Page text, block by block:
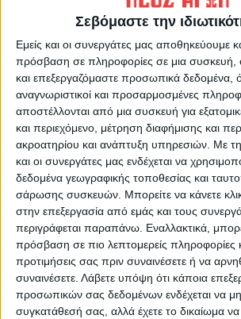
Σεβόμαστε την
Εμείς και οι συνεργάτες μας αποθηκεύουμε
πρόσβαση σε πληροφορίες σε μια συσκευή,
και επεξεργαζόμαστε προσωπικά δεδομένα,
αναγνωριστικοί και προσαρμοσμένες
αποστέλλονται από μια συσκευή για
και περιεχόμενο, μέτρηση διαφήμισης και
ακροατηρίου και ανάπτυξη υπηρεσιών. Με
και οι συνεργάτες μας ενδέχεται να
δεδομένα γεωγραφικής τοποθεσίας και
σάρωσης συσκευών. Μπορείτε να κάνετε
στην επεξεργασία από εμάς και τους
περιγράφεται παραπάνω. Εναλλακτικά,
πρόσβαση σε πιο λεπτομερείς πληροφορίες
προτιμήσεις σας πριν συναινέσετε ή να
συναινέσετε. Λάβετε υπόψη ότι κάποια
προσωπικών σας δεδομένων ενδέχεται να
συγκατάθεσή σας, αλλά έχετε το δικαίωμα να
Τελευταίες Ειδήσεις Σήμερα
Ακολούθησε την
ΑΓΩΝ στο Google
Όλες οι εξελίξεις στην
Καρδίτσας και ευρύτερα
ΠΡΟΗΓΟΥΜΕΝΟ ΑΡΘΡΟ
Πρωινό μαγκαζίνο 6/2/2024
των